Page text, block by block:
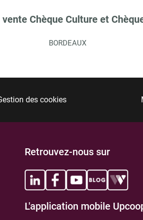
Chèque Culture et
BORDEAUX
des cookies
Retrouvez-nous sur
L'application mobile